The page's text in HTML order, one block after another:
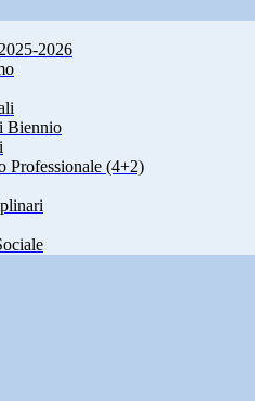
2026
Biennio
Professionale (4+2)